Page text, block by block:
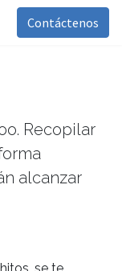
Contáctenos
Recopilar
alcanzar